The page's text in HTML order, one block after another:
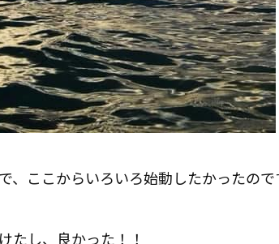
、ここからいろいろ始動したかったの
たし、良かった！！